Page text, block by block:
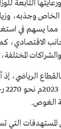
التابعة
وجذبه،
مما يسهم في
الاقتصادي،
الرياضي،